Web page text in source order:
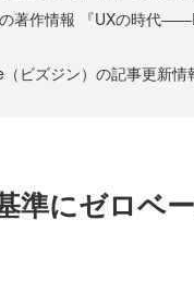
著作情報 『UXの時代
ビズジン）の記事更新
準にゼロベ